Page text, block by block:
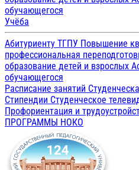
обучающегося
Учёба
Абитуриенту ТГПУ Повышение
профессиональная
образование детей и взрослых
обучающегося
Расписание занятий
Стипендии Студенческое
Профориентация и
ПРОГРАММЫ НОКО